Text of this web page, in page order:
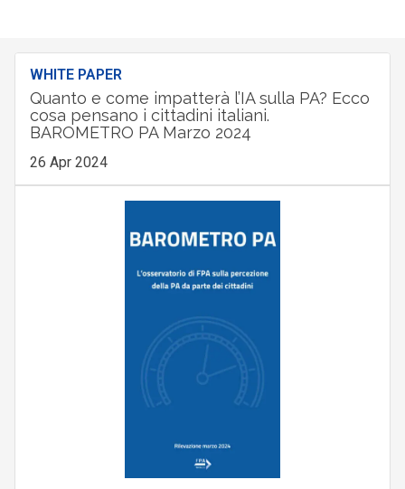
WHITE PAPER
Quanto e come impatterà l’IA sulla PA? Ecco
cosa pensano i cittadini italiani.
BAROMETRO PA Marzo 2024
26 Apr 2024